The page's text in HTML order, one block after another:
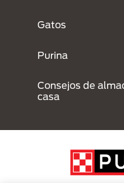
Gatos
Purina
Consejos de
casa